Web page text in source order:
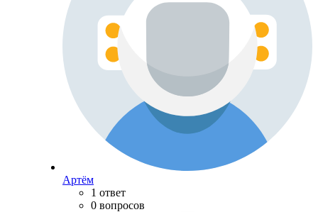
Артём
1 ответ
0 вопросов